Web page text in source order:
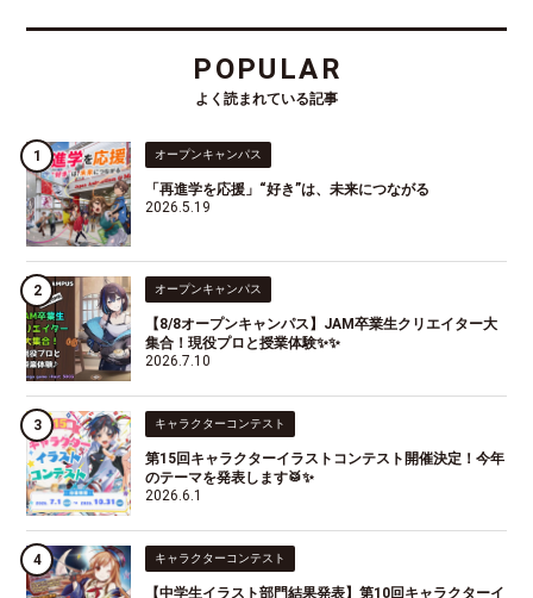
POPULAR
よく読まれている記事
オープンキャンパス
「再進学を応援」“好き”は、未来につながる
2026.5.19
オープンキャンパス
【8/8オープンキャンパス】JAM卒業生クリエイター大
集合！現役プロと授業体験✨✨
2026.7.10
キャラクターコンテスト
第15回キャラクターイラストコンテスト開催決定！今年
のテーマを発表します🥁✨
2026.6.1
キャラクターコンテスト
【中学生イラスト部門結果発表】第10回キャラクターイ